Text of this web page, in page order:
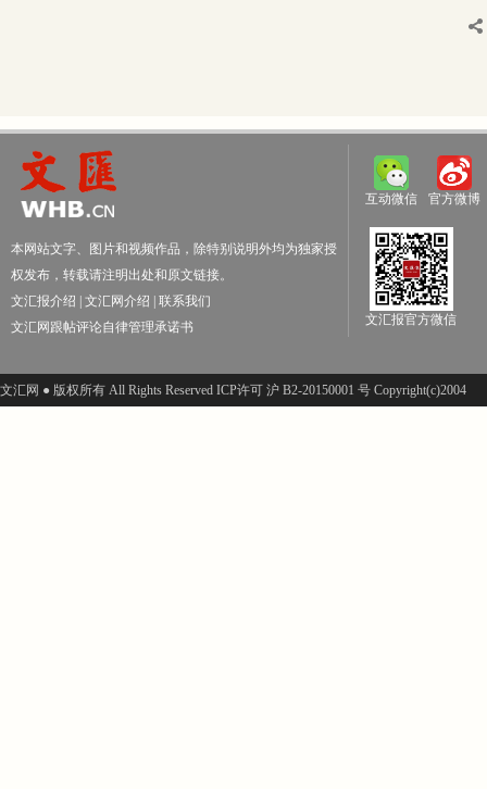
本网站文字、图片和视频作品，除特别说明外均为独家授
权发布，转载请注明出处和原文链接。
文汇报介绍
文汇网介绍
联系我们
文汇网跟帖评论自律管理承诺书
互动微信 官方微博
文汇报官方微信
文汇网 ● 版权所有 All Rights Reserved ICP许可 沪 B2-20150001 号 Copyright(c)2004